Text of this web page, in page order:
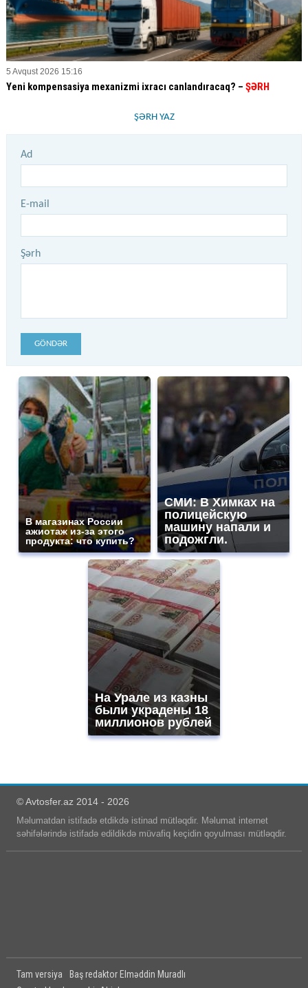
5 Avqust 2026 15:16
Yeni kompensasiya mexanizmi ixracı canlandıracaq? – ŞƏRH
ŞƏRH YAZ
Ad
E-mail
Şərh
GÖNDƏR
В магазинах России
ажиотаж из-за этого
продукта: что купить?
СМИ: В Химках на
полицейскую
машину напали и
подожгли.
На Урале из казны
были украдены 18
миллионов рублей
© Avtosfer.az 2014 - 2026
Məlumatdan istifadə etdikdə istinad mütləqdir. Məlumat internet
səhifələrində istifadə edildikdə müvafiq keçidin qoyulması mütləqdir.
Tam versiya
Baş redaktor Elməddin Muradlı